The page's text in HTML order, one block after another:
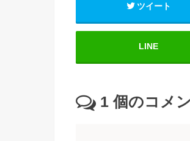
ツイート
LINE
1 個のコメ